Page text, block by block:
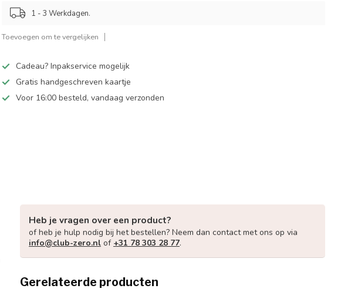
1 - 3 Werkdagen.
Toevoegen om te vergelijken
Cadeau? Inpakservice mogelijk
Gratis handgeschreven kaartje
Voor 16:00 besteld, vandaag verzonden
Heb je vragen over een product?
of heb je hulp nodig bij het bestellen? Neem dan contact met ons op via
info@club-zero.nl of +31 78 303 28 77.
Gerelateerde producten